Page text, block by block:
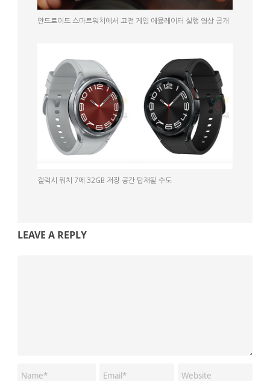
안드로이드 스마트워치에서 고전 게임 에뮬레이터 실행 영상 공개
갤럭시 워치 7에 32GB 저장 공간 탑재될 수도
LEAVE A REPLY